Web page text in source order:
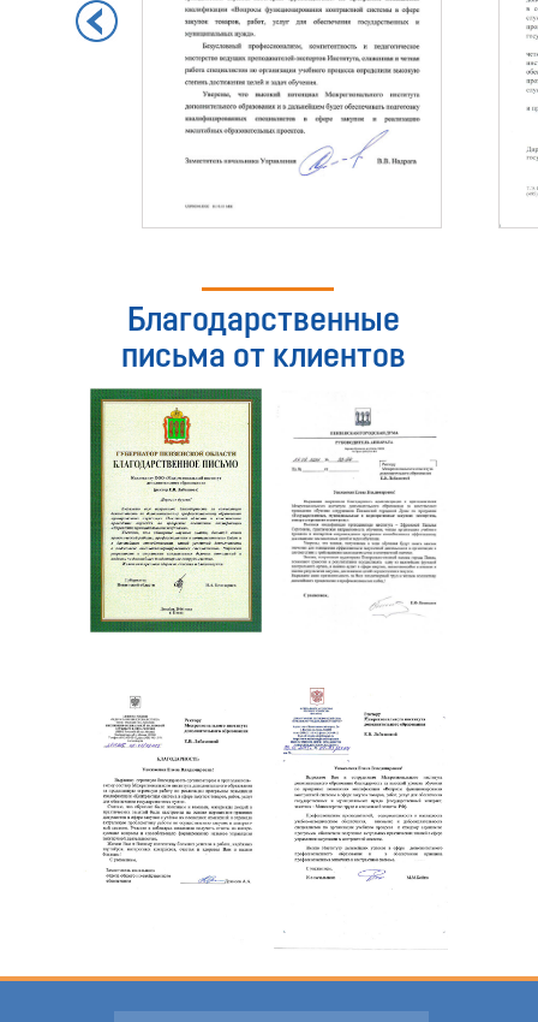
Благодарственные
письма от клиентов